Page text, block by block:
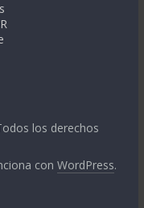
los derechos
conWordPress.